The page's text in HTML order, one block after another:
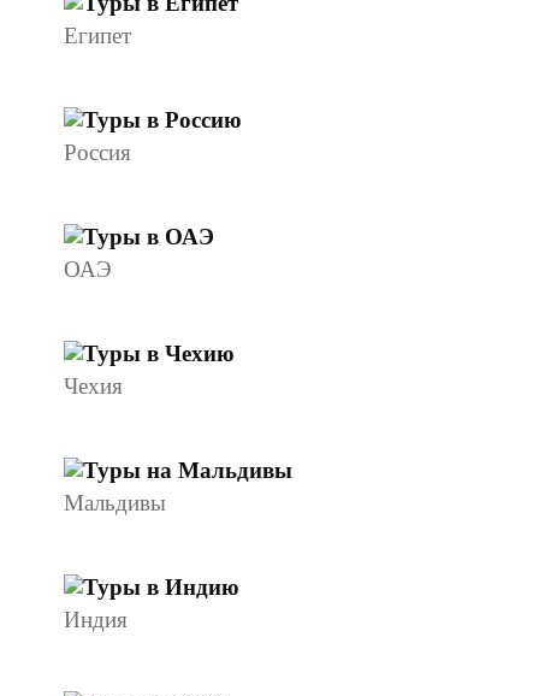
Египет
Россия
ОАЭ
Чехия
Мальдивы
Индия